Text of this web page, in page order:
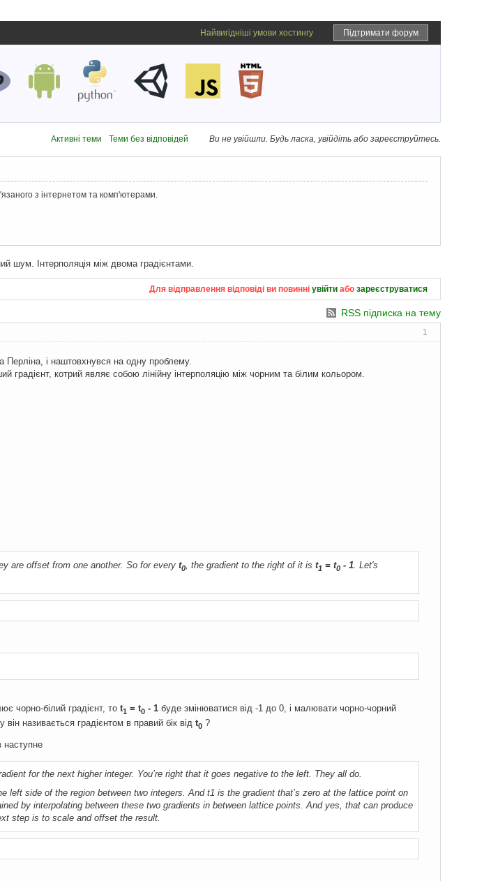
Підтримати форум
Найвигідніші умови хостингу
Ви не увійшли. Будь ласка, увійдіть або зареєструйтесь.
Активні теми Теми без відповідей
з інтернетом та комп'ютерами.
шум. Інтерполяція між двома градієнтами.
Для відправлення відповіді ви повинні увійти або зареєструватися
RSS підписка на тему
1
і наштовхнувся на одну проблему.
градієнт, котрий являє собою лінійну інтерполяцію між чорним та білим кольором.
are offset from one another. So for every t0 , the gradient to the right of it is t1 = t0 - 1 . Let's
чорно-білий градієнт, то t1 = t0 - 1 буде змінюватися від -1 до 0, і малювати чорно-чорний
називається градієнтом в правий бік від t0 ?
наступне
for the next higher integer. You’re right that it goes negative to the left. They all do.
left side of the region between two integers. And t1 is the gradient that’s zero at the lattice point on
by interpolating between these two gradients in between lattice points. And yes, that can produce
step is to scale and offset the result.